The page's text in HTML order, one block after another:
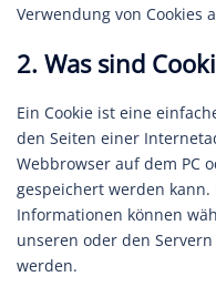
Verwendung von Cookies
2. Was sind
Ein Cookie ist eine
den Seiten einer
Webbrowser auf dem PC
gespeichert werden
Informationen können
unseren oder den
werden.